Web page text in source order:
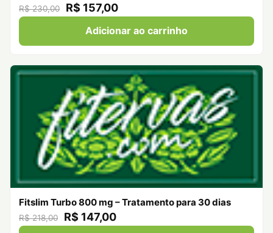
R$ 230,00 R$ 157,00
Adicionar ao carrinho
Fitslim Turbo 800 mg – Tratamento para 30 dias
R$ 218,00 R$ 147,00